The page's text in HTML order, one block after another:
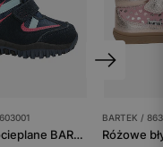
Trzewiki ocieplane BARTEK 11603001, dla dziewcząt, granatowo-różowy
BARTEK /